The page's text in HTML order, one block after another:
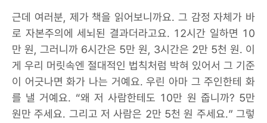
근데 여러분, 제가 책을 읽어보니까요. 그 감정 자체가 바
로 자본주의에 세뇌된 결과더라고요. 12시간 일하면 10
만 원, 그러니까 6시간은 5만 원, 3시간은 2만 5천 원. 이
게 우리 머릿속엔 절대적인 법칙처럼 박혀 있어서 그 기준
이 어긋나면 화가 나는 거예요. 우린 아마 그 주인한테 화
를 낼 거예요. “왜 저 사람한테도 10만 원 줍니까? 5만
원만 주세요. 그리고 저 사람은 2만 5천 원 주세요.” 그렇